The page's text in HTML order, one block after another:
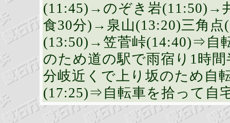
(11:45)→のぞき岩(11:50)→
食30分)→泉山(13:20)三角
(13:50)→笠菅峠(14:40)⇒自
のため道の駅で雨宿り1時
分岐近くで上り坂のため自
(17:25)⇒自転車を拾って自